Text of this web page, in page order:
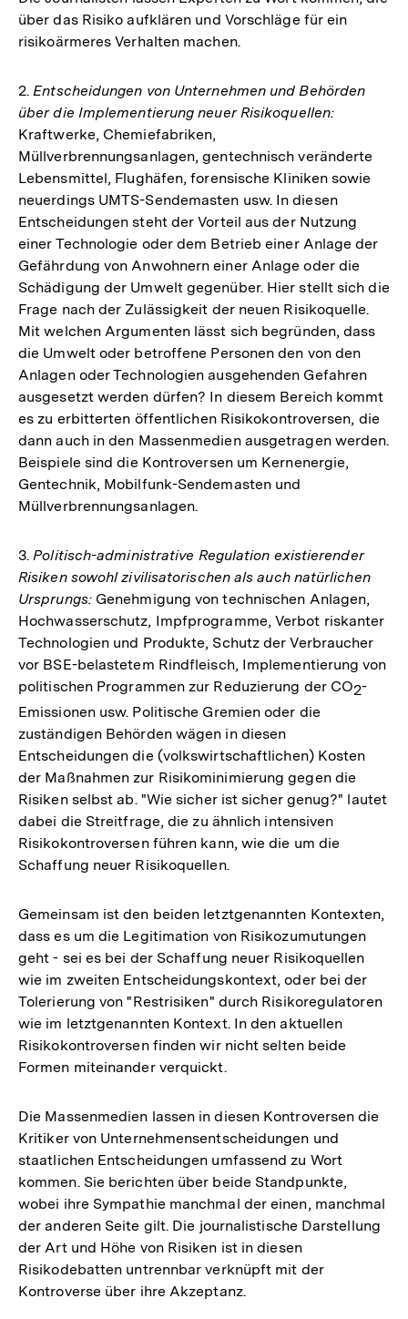
über das Risiko aufklären und Vorschläge für ein
risikoärmeres Verhalten machen.
2. Entscheidungen von Unternehmen und Behörden
über die Implementierung neuer Risikoquellen:
Kraftwerke, Chemiefabriken,
Müllverbrennungsanlagen, gentechnisch veränderte
Lebensmittel, Flughäfen, forensische Kliniken sowie
neuerdings UMTS-Sendemasten usw. In diesen
Entscheidungen steht der Vorteil aus der Nutzung
einer Technologie oder dem Betrieb einer Anlage der
Gefährdung von Anwohnern einer Anlage oder die
Schädigung der Umwelt gegenüber. Hier stellt sich die
Frage nach der Zulässigkeit der neuen Risikoquelle.
Mit welchen Argumenten lässt sich begründen, dass
die Umwelt oder betroffene Personen den von den
Anlagen oder Technologien ausgehenden Gefahren
ausgesetzt werden dürfen? In diesem Bereich kommt
es zu erbitterten öffentlichen Risikokontroversen, die
dann auch in den Massenmedien ausgetragen werden.
Beispiele sind die Kontroversen um Kernenergie,
Gentechnik, Mobilfunk-Sendemasten und
Müllverbrennungsanlagen.
3. Politisch-administrative Regulation existierender
Risiken sowohl zivilisatorischen als auch natürlichen
Ursprungs: Genehmigung von technischen Anlagen,
Hochwasserschutz, Impfprogramme, Verbot riskanter
Technologien und Produkte, Schutz der Verbraucher
vor BSE-belastetem Rindfleisch, Implementierung von
politischen Programmen zur Reduzierung der CO2-
Emissionen usw. Politische Gremien oder die
zuständigen Behörden wägen in diesen
Entscheidungen die (volkswirtschaftlichen) Kosten
der Maßnahmen zur Risikominimierung gegen die
Risiken selbst ab. "Wie sicher ist sicher genug?" lautet
dabei die Streitfrage, die zu ähnlich intensiven
Risikokontroversen führen kann, wie die um die
Schaffung neuer Risikoquellen.
Gemeinsam ist den beiden letztgenannten Kontexten,
dass es um die Legitimation von Risikozumutungen
geht - sei es bei der Schaffung neuer Risikoquellen
wie im zweiten Entscheidungskontext, oder bei der
Tolerierung von "Restrisiken" durch Risikoregulatoren
wie im letztgenannten Kontext. In den aktuellen
Risikokontroversen finden wir nicht selten beide
Formen miteinander verquickt.
Die Massenmedien lassen in diesen Kontroversen die
Kritiker von Unternehmensentscheidungen und
staatlichen Entscheidungen umfassend zu Wort
kommen. Sie berichten über beide Standpunkte,
wobei ihre Sympathie manchmal der einen, manchmal
der anderen Seite gilt. Die journalistische Darstellung
der Art und Höhe von Risiken ist in diesen
Risikodebatten untrennbar verknüpft mit der
Kontroverse über ihre Akzeptanz.